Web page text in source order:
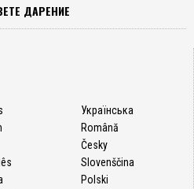
ДАРЕНИЕ
Українська
Română
Česky
Slovenščina
Polski